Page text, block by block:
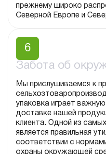
прежнему широко
Северной Европе и
6
Забота об
Мы прислушиваемся к
упаковка играет
доставке нашей
клиента. Одной из
является правильная
соответствии с
охраны окружающей